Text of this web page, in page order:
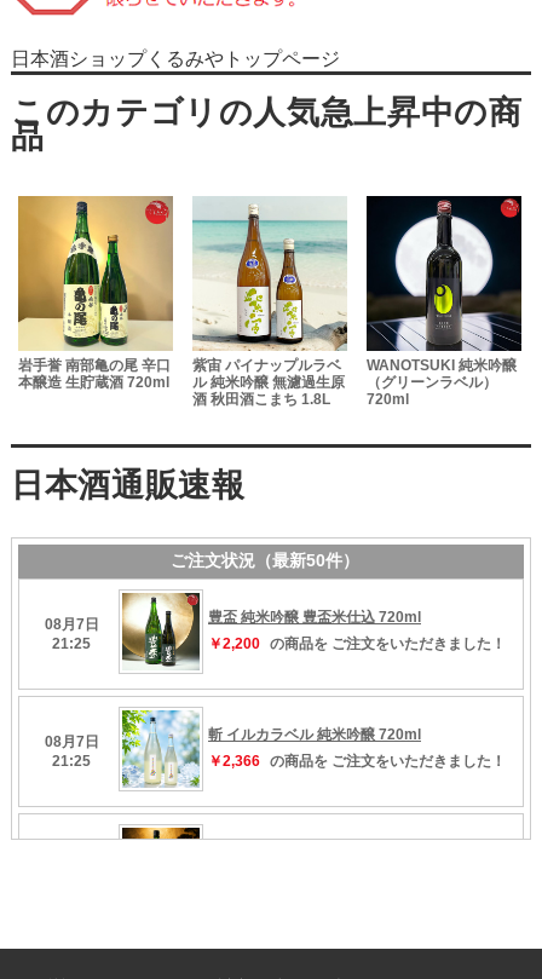
日本酒ショップくるみやトップページ
岩手誉 南部亀の尾 辛口
本醸造 生貯蔵酒 720ml
紫宙 パイナップルラベ
ル 純米吟醸 無濾過生原
酒 秋田酒こまち 1.8L
WANOTSUKI 純米吟醸
（グリーンラベル）
720ml